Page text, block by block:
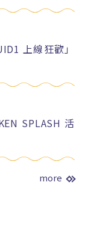
上線狂歡」
SPLASH 活
more